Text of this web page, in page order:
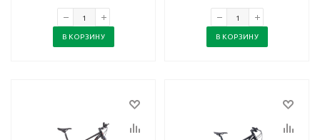
В КОРЗИНУ В КОРЗИНУ